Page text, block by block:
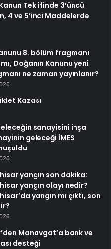
Teklifinde 3’üncü
4 ve 5’inci Maddelerde
8. bölüm fragmanı
Doğanın Kanunu yeni
ne zaman yayınlanır?
Kazası
sanayisini inşa
geleceği İMES
yangın son dakika:
yangın olayı nedir?
yangın mı çıktı, son
Manavgat’a bank ve
desteği